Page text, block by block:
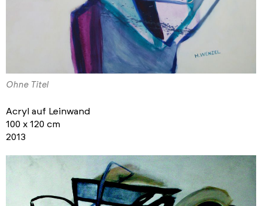
Ohne Titel
Acryl auf Leinwand
100 x 120 cm
2013